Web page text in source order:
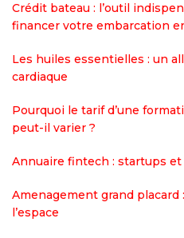
Crédit bateau : l’outil
financer votre embarcation
Les huiles essentielles : un
cardiaque
Pourquoi le tarif d’une
peut-il varier ?
Annuaire fintech : startups
Amenagement grand
l’espace